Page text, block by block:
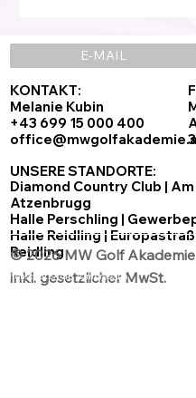
Diamond Country Club |
Atzenbrugg
Halle Perschling |
Halle Reidling |
Reidling
UNSERE STANDORTE:
KONTAKT:
Melanie Kubin
+43 699 15 000 400
© 2026 MW Golf
inkl. gesetzlicher MwSt.
DatenschutzAGB´sImpressum
E-MAIL